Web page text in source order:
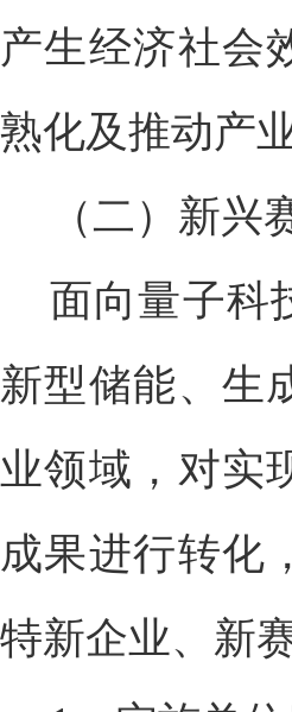
产生经济社会
熟化及推动产
（二）新兴
面向量子科
新型储能、生
业领域，对实
成果进行转化
特新企业、新